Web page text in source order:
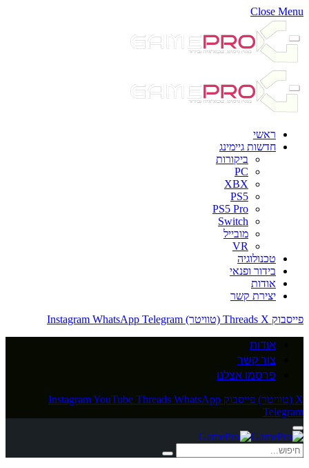
Close Menu
ראשי
חדשות גיימינג
ביקורות
PC
XBX
PS5
PS5 Pro
Switch
מובייל
VR
טכנולוגיה
בידור ופנאי
אודות
יצירת קשר
פייסבוק
Threads X (טוויטר) Instagram WhatsApp Telegram
אודות
צור קשר
פרסמו אצלנו
X (טוויטר) פייסבוק InstagramYouTube Threads WhatsApp
Telegram